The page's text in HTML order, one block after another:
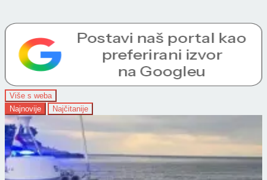
Više s weba
Najnovije
Najčitanije